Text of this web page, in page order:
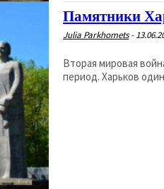
Памятники
Julia Parkhomets -
Вторая мировая
период. Харьков